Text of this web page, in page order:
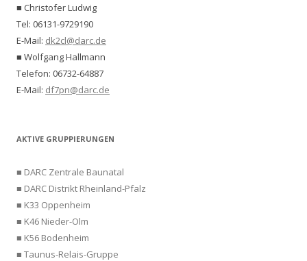
■ Christofer Ludwig
Tel: 06131-9729190
E-Mail: dk2cl@darc.de
■ Wolfgang Hallmann
Telefon: 06732-64887
E-Mail: df7pn@darc.de
AKTIVE GRUPPIERUNGEN
■ DARC Zentrale Baunatal
■ DARC Distrikt Rheinland-Pfalz
■ K33 Oppenheim
■ K46 Nieder-Olm
■ K56 Bodenheim
■ Taunus-Relais-Gruppe